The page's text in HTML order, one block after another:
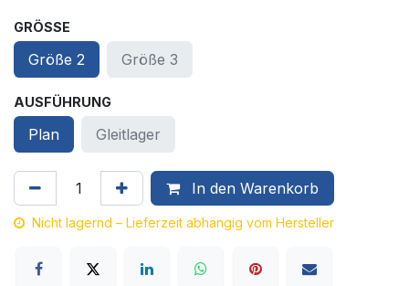
GRÖSSE
Größe 2 Größe 3
AUSFÜHRUNG
Plan Gleitlager
In den Warenkorb
Nicht lagernd – Lieferzeit abhängig vom Hersteller